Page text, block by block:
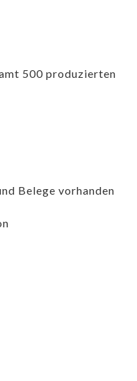
500 produzierten
Belege vorhanden